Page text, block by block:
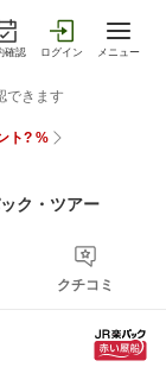
確認 ログイン メニュー
ク・ツアー
クチコミ